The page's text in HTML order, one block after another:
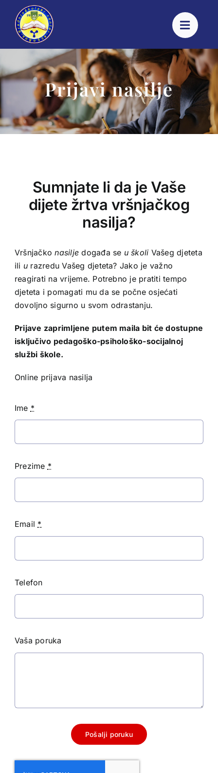
content
Prijavi nasilje
Sumnjate li da je Vaše
dijete žrtva vršnjačkog
nasilja?
Vršnjačkonasilje događa se u školi Vašeg djeteta
ili u razredu Vašeg djeteta? Jako je važno
reagirati na vrijeme. Potrebno je pratiti tempo
djeteta i pomagati mu da se počne osjećati
dovoljno sigurno u svom odrastanju.
Prijave zaprimljene putem maila bit će dostupne
isključivo pedagoško-psihološko-socijalnoj
službi škole.
Online prijava nasilja
Ime *
Prezime *
Email *
Telefon
Vaša poruka
Pošalji poruku